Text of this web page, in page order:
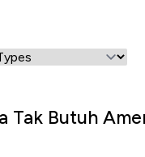
Tak Butuh